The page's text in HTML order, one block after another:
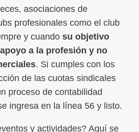
asociaciones de
profesionales como el club
y cuando su objetivo
a la profesión y no
. Si cumples con los
de las cuotas sindicales
proceso de contabilidad
ingresa en la línea 56 y listo.
y actividades? Aquí se